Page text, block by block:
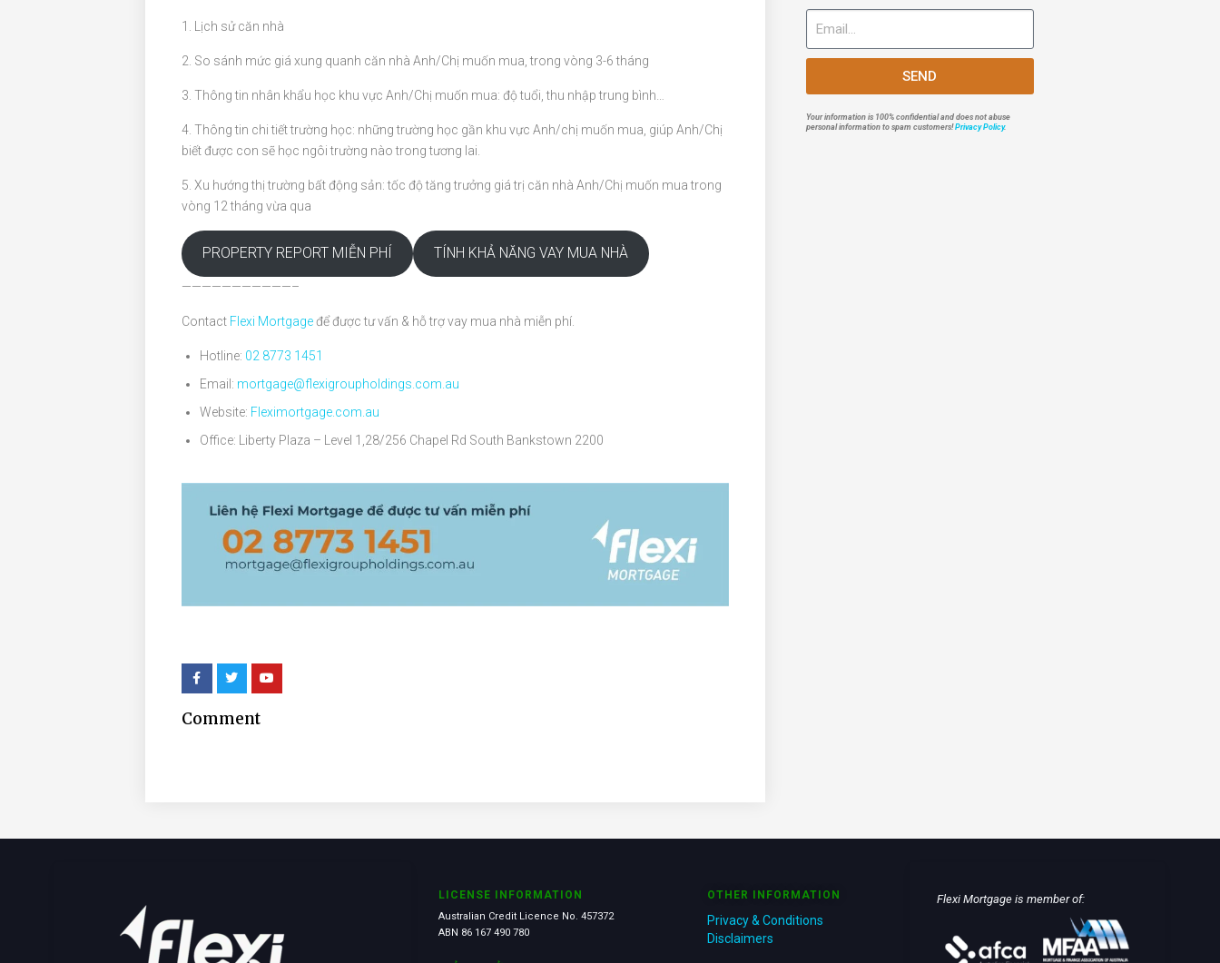
1. Lịch sử căn nhà
2. So sánh mức giá xung quanh căn nhà Anh/Chị muốn mua, trong vòng 3-6 tháng
3. Thông tin nhân khẩu học khu vực Anh/Chị muốn mua: độ tuổi, thu nhập trung bình…
4. Thông tin chi tiết trường học: những trường học gần khu vực Anh/chị muốn mua, giúp Anh/Chị
biết được con sẽ học ngôi trường nào trong tương lai.
5. Xu hướng thị trường bất động sản: tốc độ tăng trưởng giá trị căn nhà Anh/Chị muốn mua trong
vòng 12 tháng vừa qua
PROPERTY REPORT MIỄN PHÍ TÍNH KHẢ NĂNG VAY MUA NHÀ
———————————–
Contact Flexi Mortgageđể được tư vấn & hỗ trợ vay mua nhà miễn phí.
Hotline: 02 8773 1451
Email: mortgage@flexigroupholdings.com.au
Website: Fleximortgage.com.au
Office: Liberty Plaza – Level 1,28/256 Chapel Rd South Bankstown 2200
Comment
SEND
Your information is 100% confidential and does not abuse
personal information to spam customers!Privacy Policy.
LICENSE INFORMATION
Australian Credit Licence No. 457372
ABN 86 167 490 780
OTHER INFORMATION
Privacy & Conditions
Disclaimers
Flexi Mortgage is member of: